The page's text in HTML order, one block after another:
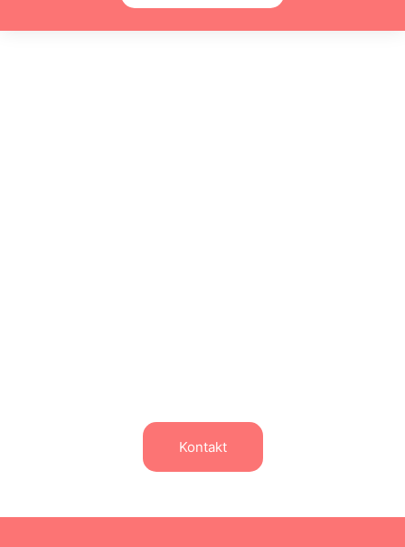
Kontakt